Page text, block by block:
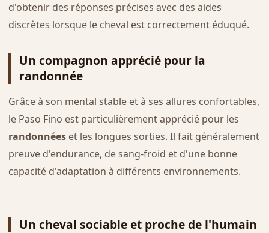
d'obtenir des réponses précises avec des aides
discrètes lorsque le cheval est correctement éduqué.
Un compagnon apprécié pour la
randonnée
Grâce à son mental stable et à ses allures confortables,
le Paso Fino est particulièrement apprécié pour les
randonnéeset les longues sorties. Il fait généralement
preuve d'endurance, de sang-froid et d'une bonne
capacité d'adaptation à différents environnements.
Un cheval sociable et proche de l'humain